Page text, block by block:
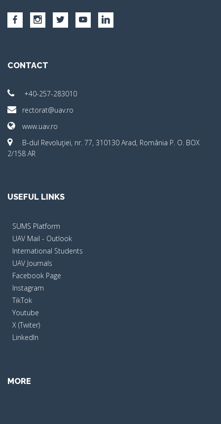
CONTACT
+40-257-283010
rectorat@uav.ro
www.uav.ro
B-dul Revoluţiei, nr. 77, 310130 Arad, România P. O. BOX
2/158 AR
USEFUL LINKS
SUMS Platform
UAV Mail - Outlook
International Students
UAV Journals
Facebook Page
Instagram
TikTok
Youtube
X (Twiter)
LinkedIn
MORE